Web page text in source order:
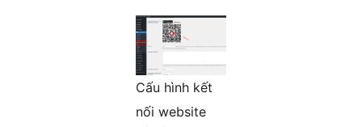
Cấu hình kết
nối website